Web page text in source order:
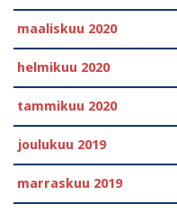
maaliskuu 2020
helmikuu 2020
tammikuu 2020
joulukuu 2019
marraskuu 2019